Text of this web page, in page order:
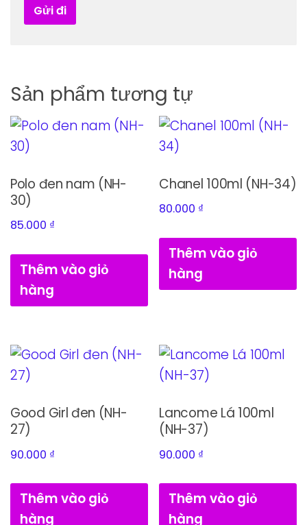
Sản phẩm tương tự
Polo đen nam (NH-
30)
85.000 ₫
Thêm vào giỏ
hàng
Chanel 100ml (NH-34)
80.000 ₫
Thêm vào giỏ
hàng
Good Girl đen (NH-
27)
90.000 ₫
Thêm vào giỏ
hàng
Lancome Lá 100ml
(NH-37)
90.000 ₫
Thêm vào giỏ
hàng